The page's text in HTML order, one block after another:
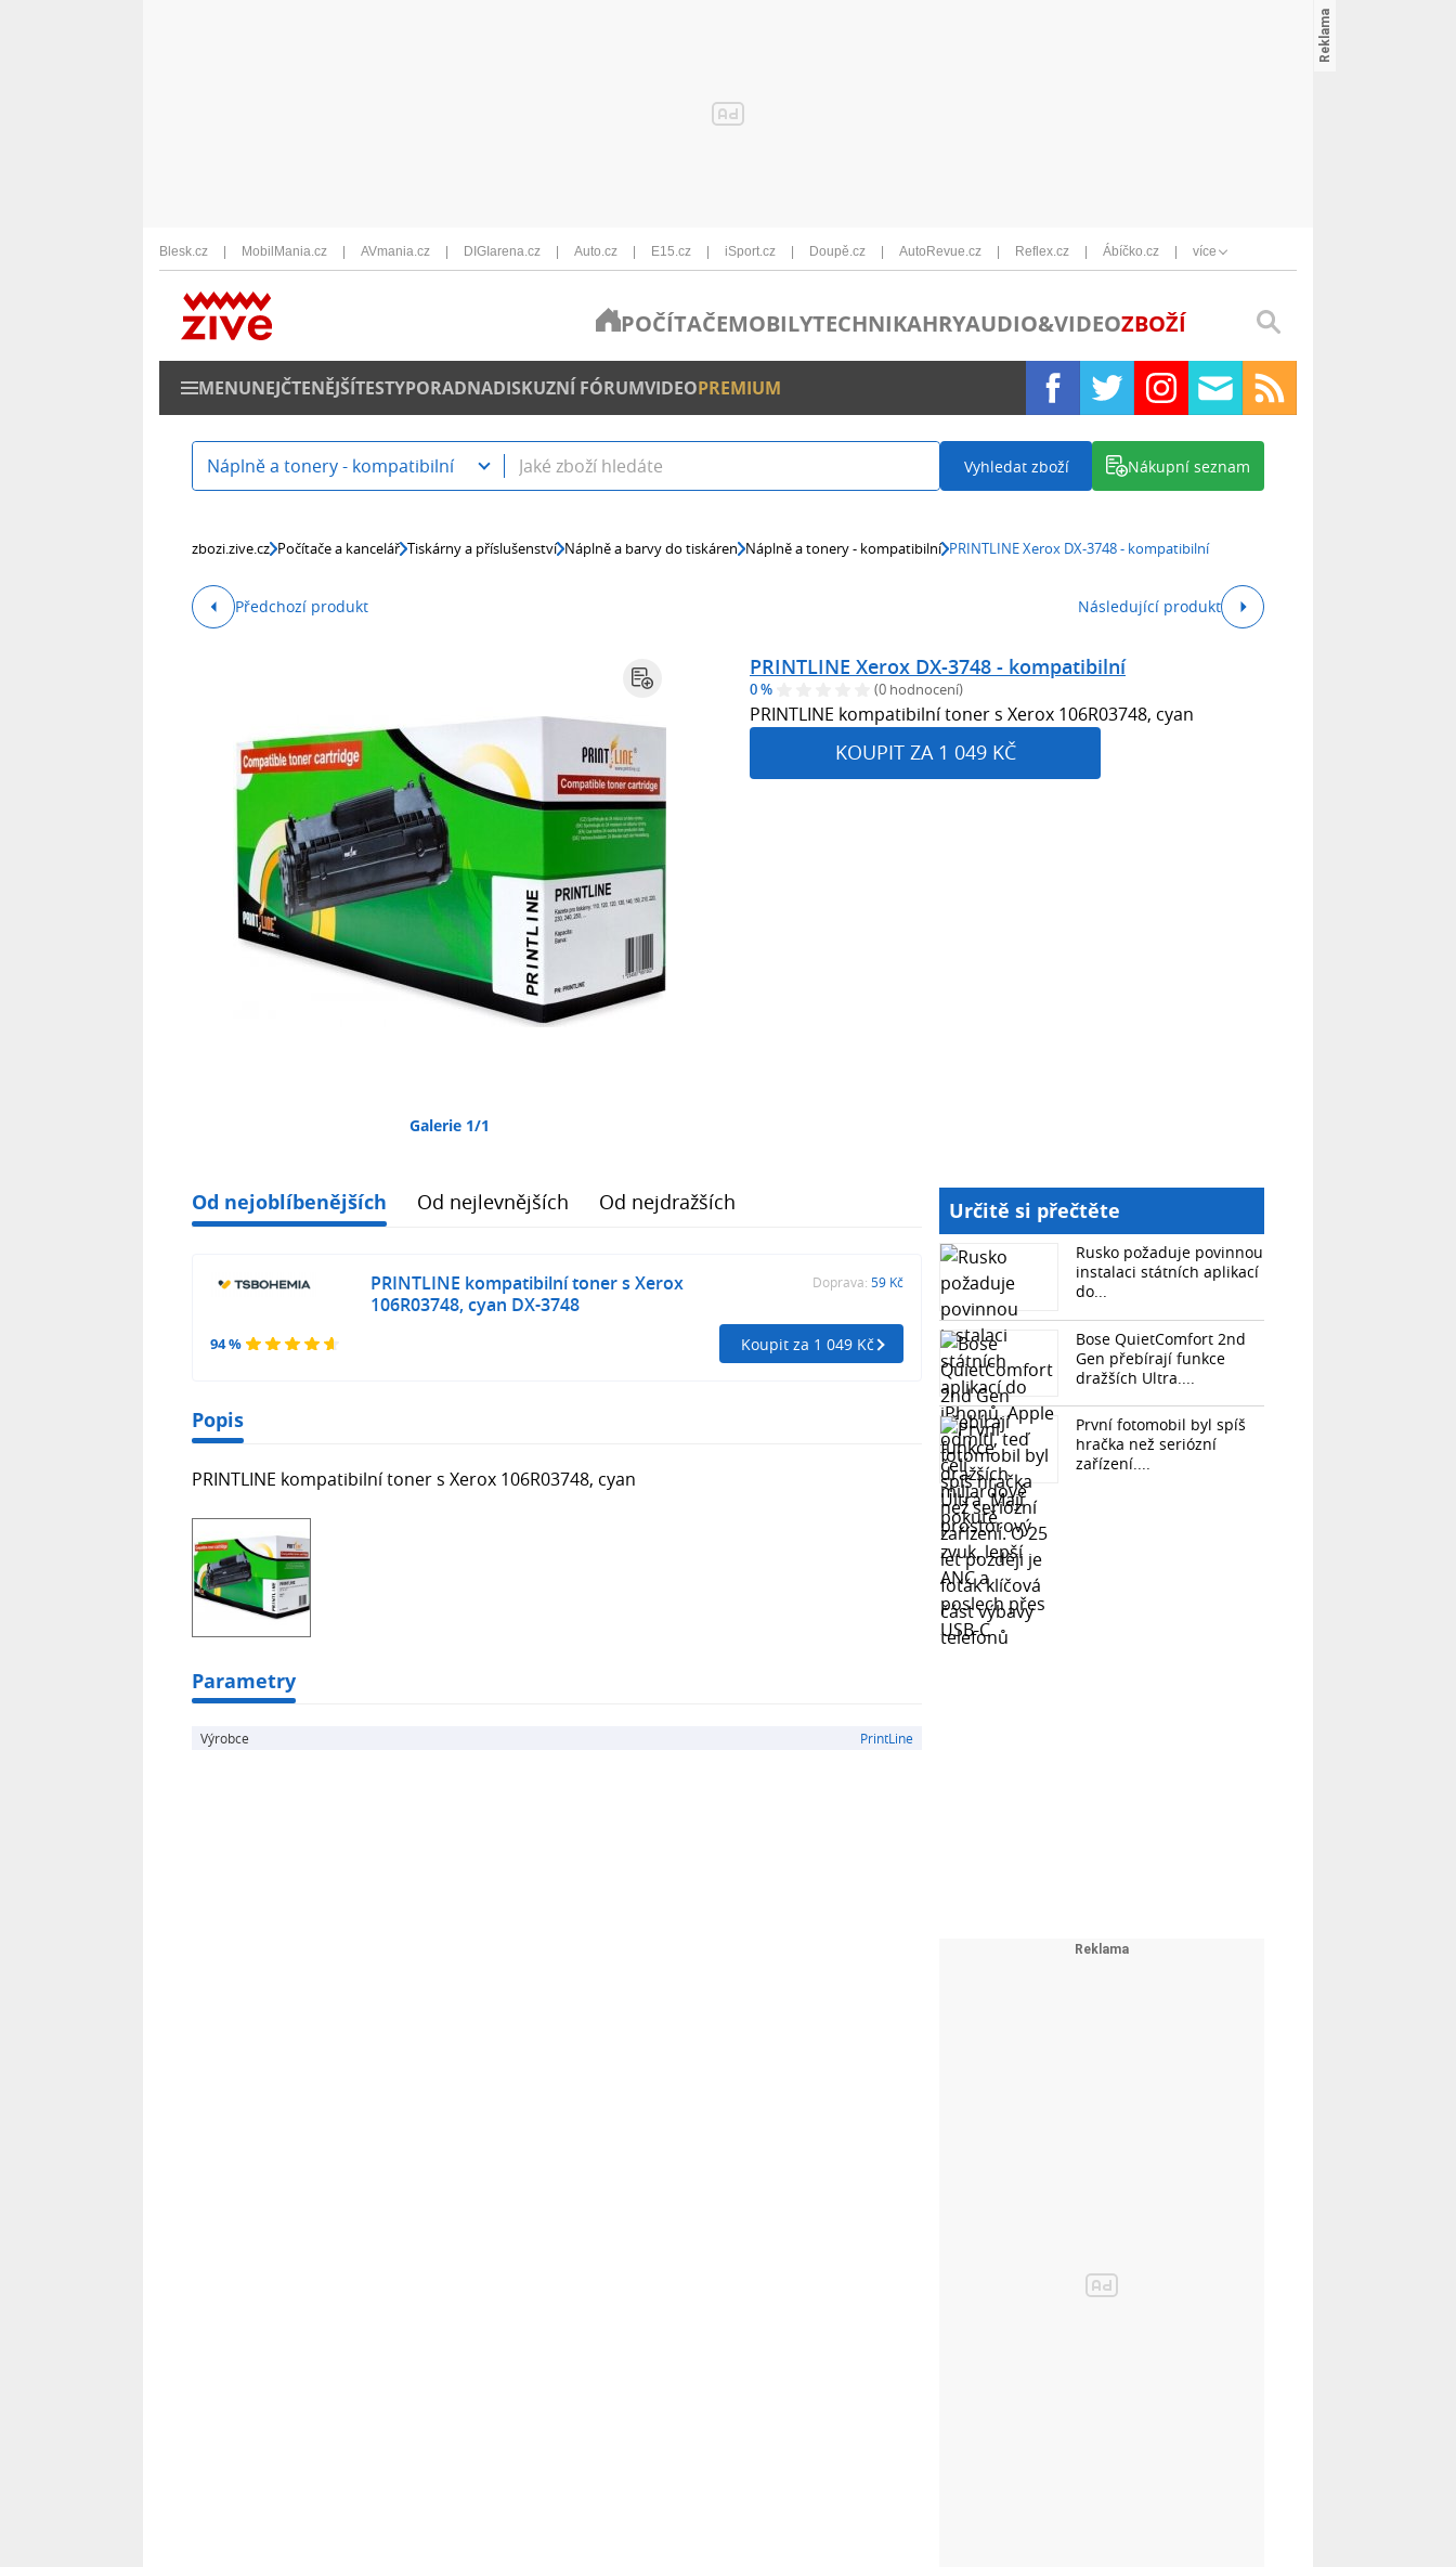
Blesk.cz MobilMania.cz AVmania.cz DIGIarena.cz Auto.cz E15.cz iSport.cz Doupě.cz AutoRevue.cz Reflex.cz Ábíčko.cz více
POČÍTAČEMOBILYTECHNIKAHRYAUDIO&VIDEOZBOŽÍ
MENUNEJČTENĚJŠÍTESTYPORADNADISKUZNÍ FÓRUMVIDEOPREMIUM
Náplně a tonery - kompatibilní Vyhledat zboží Nákupní seznam
zbozi.zive.cz Počítače a kancelář Tiskárny a příslušenství Náplně a barvy do tiskáren Náplně a tonery - kompatibilní PRINTLINE Xerox DX-3748 - kompatibilní
Předchozí produkt Následující produkt
Galerie 1/1
PRINTLINE Xerox DX-3748 - kompatibilní
0 % (0 hodnocení)
PRINTLINE kompatibilní toner s Xerox 106R03748, cyan
KOUPIT ZA 1 049 KČ
Od nejoblíbenějších Od nejlevnějších Od nejdražších
94 %
PRINTLINE kompatibilní toner s Xerox
106R03748, cyan DX-3748
Doprava: 59 Kč
Koupit za 1 049 Kč
Popis
PRINTLINE kompatibilní toner s Xerox 106R03748, cyan
Parametry
Výrobce PrintLine
Určitě si přečtěte
Rusko požaduje povinnou
instalaci státních aplikací
do...
Bose QuietComfort 2nd
Gen přebírají funkce
dražších Ultra....
První fotomobil byl spíš
hračka než seriózní
zařízení....